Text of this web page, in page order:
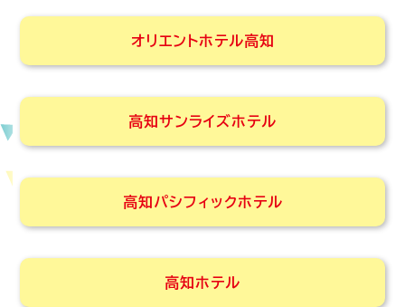
オリエントホテル高知
高知サンライズホテル
高知パシフィックホテル
高知ホテル